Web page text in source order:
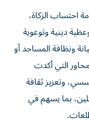
احتساب الزكاة،
دينية وتوعوية
ونظافة المساجد أو
التي أكدت
وتعزيز ثقافة
بما يسهم في